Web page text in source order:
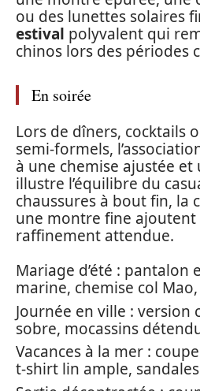
ou des lunettes solaires
estival polyvalent qui
chinos lors des périodes
En soirée
Lors de dîners, cocktails
semi-formels,
à une chemise ajustée et
illustre l’équilibre du
chaussures à bout fin, la
une montre fine ajoutent
raffinement attendue.
Mariage d’été : pantalon
marine, chemise col
Journée en ville : version
sobre, mocassins
Vacances à la mer :
t-shirt lin ample,